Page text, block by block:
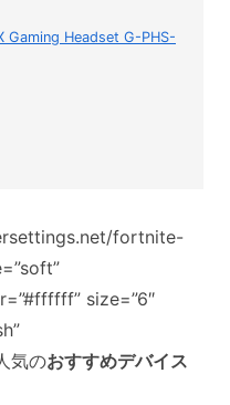
Gaming Headset G-PHS-
fortnite-
size=”6″
気のおすすめデバイス